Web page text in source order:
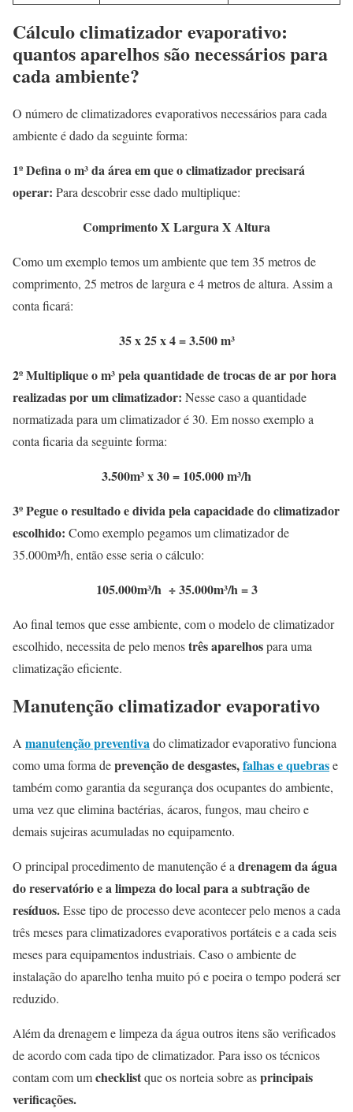
Cálculo climatizador evaporativo:
quantos aparelhos são necessários para
cada ambiente?
O número de climatizadores evaporativos necessários para cada
ambiente é dado da seguinte forma:
1º Defina o m³ da área em que o climatizador precisará
operar: Para descobrir esse dado multiplique:
Comprimento X Largura X Altura
Como um exemplo temos um ambiente que tem 35 metros de
comprimento, 25 metros de largura e 4 metros de altura. Assim a
conta ficará:
35 x 25 x 4 = 3.500 m³
2º Multiplique o m³ pela quantidade de trocas de ar por hora
realizadas por um climatizador: Nesse caso a quantidade
normatizada para um climatizador é 30. Em nosso exemplo a
conta ficaria da seguinte forma:
3.500m³ x 30 = 105.000 m³/h
3º Pegue o resultado e divida pela capacidade do climatizador
escolhido: Como exemplo pegamos um climatizador de
35.000m³/h, então esse seria o cálculo:
105.000m³/h ÷35.000m³/h = 3
Ao final temos que esse ambiente, com o modelo de climatizador
escolhido, necessita de pelo menostrês aparelhospara uma
climatização eficiente.
Manutenção climatizador evaporativo
A manutenção preventivado climatizador evaporativo funciona
como uma forma deprevenção de desgastes,falhas e quebrase
também como garantia da segurança dos ocupantes do ambiente,
uma vez que elimina bactérias, ácaros, fungos, mau cheiro e
demais sujeiras acumuladas no equipamento.
O principal procedimento de manutenção é adrenagem da água
do reservatório e a limpeza do local para a subtração de
resíduos.Esse tipo de processo deve acontecer pelo menos a cada
três meses para climatizadores evaporativos portáteis e a cada seis
meses para equipamentos industriais. Caso o ambiente de
instalação do aparelho tenha muito pó e poeira o tempo poderá ser
reduzido.
Além da drenagem e limpeza da água outros itens são verificados
de acordo com cada tipo de climatizador. Para isso os técnicos
contam com umchecklistque os norteia sobre asprincipais
verificações.